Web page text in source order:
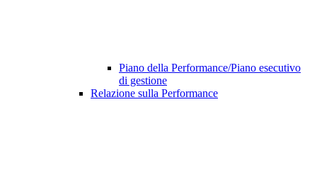
Piano della Performance/Piano esecutivo
di gestione
Relazione sulla Performance